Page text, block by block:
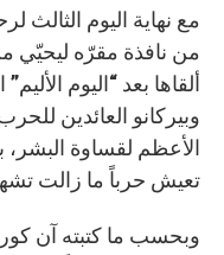
مع نهاية اليوم الثالث
من نافذة مقرّه ليحيّي
ألقاها بعد “اليوم
وبيركانو العائدين للحرب
الأعظم لقساوة البشر،
تعيش حرباً ما زالت
وبحسب ما كتبته آن